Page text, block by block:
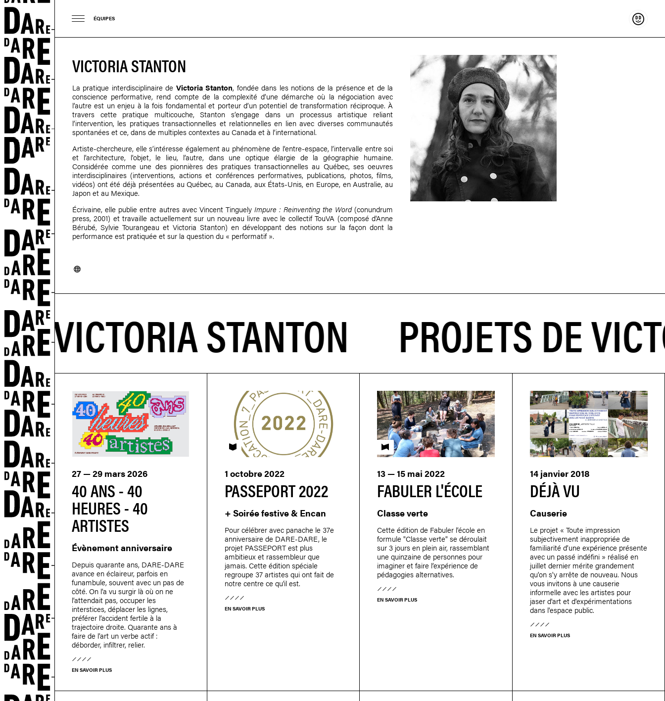
Soutenir
ÉQUIPES
VICTORIA STANTON
La pratique interdisciplinaire de Victoria Stanton, fondée dans les notions de la présence et de la
conscience performative, rend compte de la complexité d’une démarche où la négociation avec
l’autre est un enjeu à la fois fondamental et porteur d’un potentiel de transformation réciproque. À
travers cette pratique multicouche, Stanton s’engage dans un processus artistique reliant
l’intervention, les pratiques transactionnelles et relationnelles en lien avec diverses communautés
spontanées et ce, dans de multiples contextes au Canada et à l’international.
Artiste-chercheure, elle s’intéresse également au phénomène de l’entre-espace, l’intervalle entre soi
et l’architecture, l’objet, le lieu, l’autre, dans une optique élargie de la géographie humaine.
Considérée comme une des pionnières des pratiques transactionnelles au Québec, ses oeuvres
interdisciplinaires (interventions, actions et conférences performatives, publications, photos, films,
vidéos) ont été déjà présentées au Québec, au Canada, aux États-Unis, en Europe, en Australie, au
Japon et au Mexique.
Écrivaine, elle publie entre autres avec Vincent Tinguely Impure : Reinventing the Word(conundrum
press, 2001) et travaille actuellement sur un nouveau livre avec le collectif TouVA (composé d'Anne
Bérubé, Sylvie Tourangeau et Victoria Stanton) en développant des notions sur la façon dont la
performance est pratiquée et sur ​​la question du « performatif ».
PROJETS DE
40 ANS - 40
HEURES - 40
ARTISTES
27 — 29 mars 2026
Évènement anniversaire
Depuis quarante ans, DARE-DARE
avance en éclaireur, parfois en
funambule, souvent avec un pas de
côté. On l’a vu surgir là où on ne
l’attendait pas, occuper les
interstices, déplacer les lignes,
préférer l’accident fertile à la
trajectoire droite. Quarante ans à
faire de l’art un verbe actif :
déborder, infiltrer, relier.
EN SAVOIR PLUS
PASSEPORT 2022
1 octobre 2022
PASSEPORT
+ Soirée festive & Encan
Pour célébrer avec panache le 37e
anniversaire de DARE-DARE, le
projet PASSEPORT est plus
ambitieux et rassembleur que
jamais. Cette édition spéciale
regroupe 37 artistes qui ont fait de
notre centre ce qu'il est.
EN SAVOIR PLUS
FABULER L'ÉCOLE
13 — 15 mai 2022
Fabuler l'école
Classe verte
Cette édition de Fabuler l’école en
formule "Classe verte" se déroulait
sur 3 jours en plein air, rassemblant
une quinzaine de personnes pour
imaginer et faire l’expérience de
pédagogies alternatives.
EN SAVOIR PLUS
DÉJÀ VU
14 janvier 2018
Causerie
Le projet « Toute impression
subjectivement inappropriée de
familiarité d’une expérience présente
avec un passé indéfini » réalisé en
juillet dernier mérite grandement
qu'on s'y arrête de nouveau. Nous
vous invitons à une causerie
informelle avec les artistes pour
jaser d'art et d'expérimentations
dans l'espace public.
EN SAVOIR PLUS